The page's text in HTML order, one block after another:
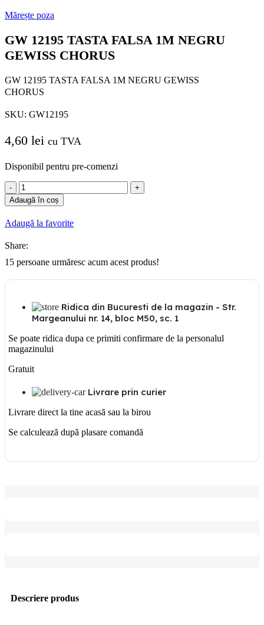
Mărește poza
GW 12195 TASTA FALSA 1M NEGRU
GEWISS CHORUS
GW 12195 TASTA FALSA 1M NEGRU GEWISS
CHORUS
SKU: GW12195
4,60 lei cu TVA
Disponibil pentru pre-comenzi
Cantitate
GW
12195
TASTA
FALSA
NEGRU
GEWISS
Adaugă în coș
Adaugă la favorite
Share:
15 persoane urmăresc acum acest produs!
Ridica din Bucuresti de la magazin - Str.
Margeanului nr. 14, bloc M50, sc. 1
Se poate ridica dupa ce primiti confirmare de la personalul
magazinului
Gratuit
Livrare prin curier
Livrare direct la tine acasă sau la birou
Se calculează după plasare comandă
Descriere produs